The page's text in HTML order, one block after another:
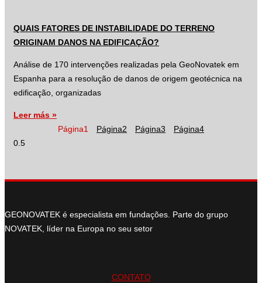
QUAIS FATORES DE INSTABILIDADE DO TERRENO
ORIGINAM DANOS NA EDIFICAÇÃO?
Análise de 170 intervenções realizadas pela GeoNovatek em
Espanha para a resolução de danos de origem geotécnica na
edificação, organizadas
Leer más »
Página1 Página2 Página3 Página4
GEONOVATEK é especialista em fundações. Parte do grupo
NOVATEK, líder na Europa no seu setor
CONTATO